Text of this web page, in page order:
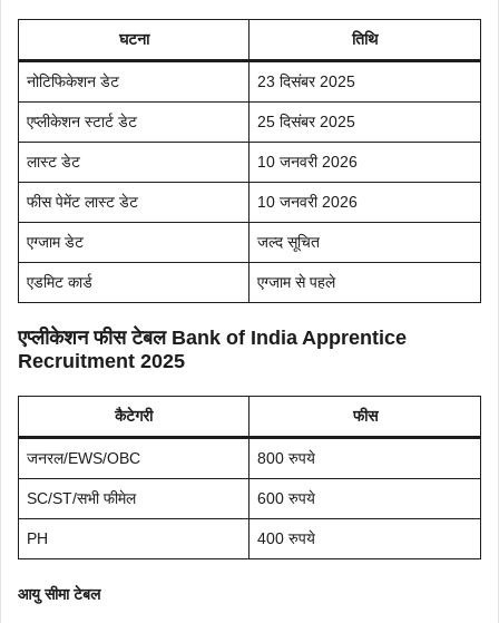
घटना तिथि
नोटिफिकेशन डेट 23 दिसंबर 2025
एप्लीकेशन स्टार्ट डेट 25 दिसंबर 2025
लास्ट डेट 10 जनवरी 2026
फीस पेमेंट लास्ट डेट 10 जनवरी 2026
एग्जाम डेट जल्द सूचित
एडमिट कार्ड एग्जाम से पहले
एप्लीकेशन फीस टेबलBank of India Apprentice
Recruitment 2025
कैटेगरी फीस
जनरल/EWS/OBC 800 रुपये
SC/ST/सभी फीमेल 600 रुपये
PH 400 रुपये
आयु सीमा टेबल